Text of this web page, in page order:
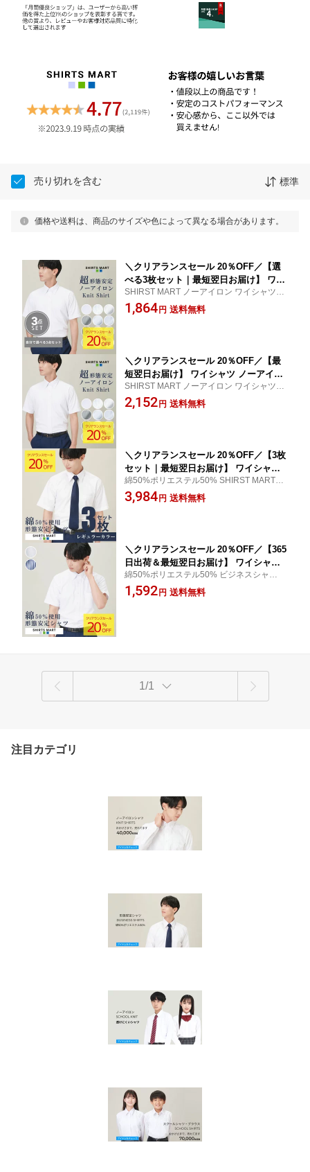
売り切れを含む 標準
価格や送料は、商品のサイズや色によって異なる場合があります。
＼クリアランスセール 20％OFF／【選
べる3枚セット｜最短翌日お届け】 ワイ
シャツ ノーアイロン 3枚セット6990円
半袖 形態安定 メンズ ドレスシャツ Yシ
SHIRST MART ノーアイロン ワイシャツ 仕
事 就活 新生活 ノンアイロン
1,864 円 送料無料
＼クリアランスセール 20％OFF／【最
短翌日お届け】 ワイシャツ ノーアイロ
ン 半袖 形態安定 メンズ ドレスシャツ
Yシャツ カッターシャツ ビジネス ワイ
SHIRST MART ノーアイロン ワイシャツ 仕
事 就活 新生活 ノンアイロン
2,152 円 送料無料
＼クリアランスセール 20％OFF／【3枚
セット｜最短翌日お届け】 ワイシャツ
半袖 3枚組 形態安定 メンズ Yシャツ カ
ッターシャツ ビジネス ビジネスシャツ
綿50%ポリエステル50% SHIRST MART 形
態安定 ワイシャツ 仕事 就活 新生活
3,984 円 送料無料
＼クリアランスセール 20％OFF／【365
日出荷＆最短翌日お届け】 ワイシャツ
半袖 形態安定 メンズ Yシャツ カッター
シャツ ビジネス ビジネスシャツ ドレス
綿50%ポリエステル50% ビジネスシャツ 結
婚式 冠婚葬祭 仕事 就活 新生活
1,592 円 送料無料
1/1
注目カテゴリ